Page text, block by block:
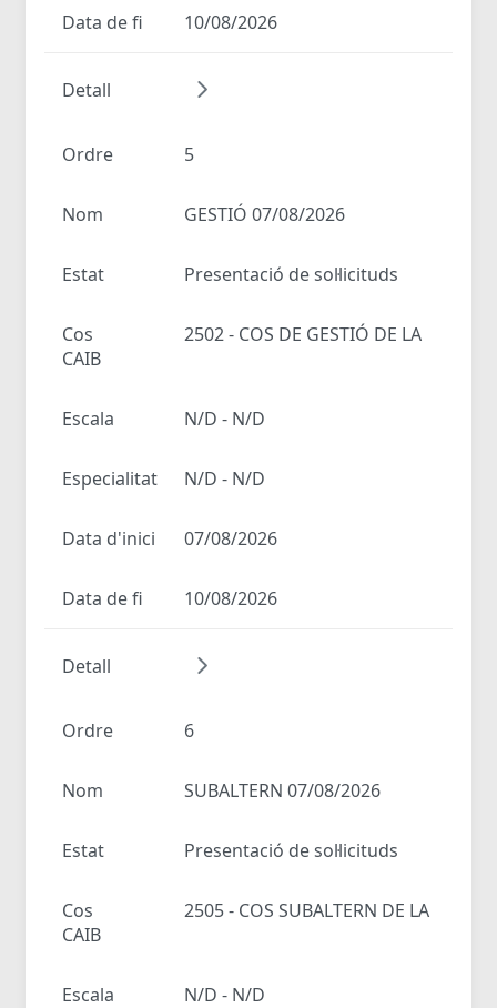
Data de fi 10/08/2026
Detall
Ordre 5
Nom GESTIÓ 07/08/2026
Estat Presentació de sol·licituds
Cos
2502 - COS DE GESTIÓ DE LA
CAIB
Escala N/D - N/D
Especialitat N/D - N/D
Data d'inici 07/08/2026
Data de fi 10/08/2026
Detall
Ordre 6
Nom SUBALTERN 07/08/2026
Estat Presentació de sol·licituds
Cos
2505 - COS SUBALTERN DE LA
CAIB
Escala N/D - N/D